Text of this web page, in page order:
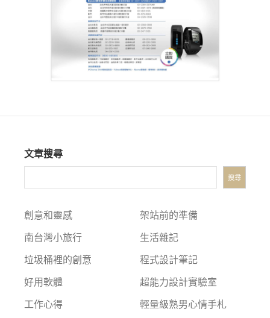
文章搜尋
搜尋
創意和靈感
南台灣小旅行
垃圾桶裡的創意
好用軟體
工作心得
架站前的準備
生活雜記
程式設計筆記
超能力設計實驗室
輕量級熟男心情手札